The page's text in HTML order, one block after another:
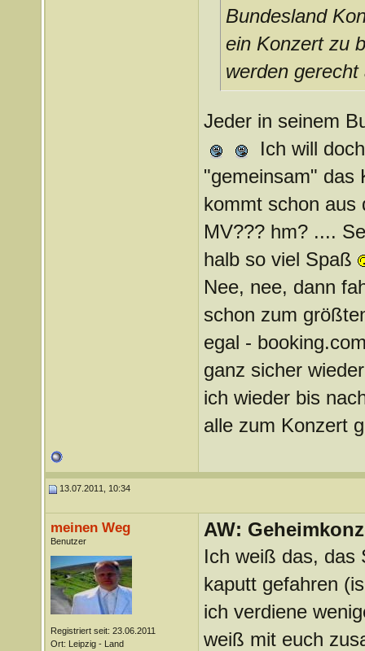
Bundesland
ein Konzert zu
werden
Jeder in seinem
Ich will
"gemeinsam" das
kommt schon aus
MV??? hm? ....
halb so viel Spaß
Nee, nee, dann
schon zum
egal -
ganz sicher
ich wieder bis
alle zum Konzert
13.07.2011, 10:34
meinen Weg
Benutzer
Registriert seit: 23.06.2011
Ort: Leipzig - Land
AW:
Ich weiß das, das
kaputt gefahren
ich verdiene
weiß mit euch